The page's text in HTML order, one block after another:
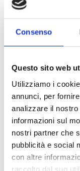
Consenso
Questo sito web
Utilizziamo i
annunci, per
analizzare il
informazioni sul
nostri partner che
pubblicità e social
con altre
raccolto dal suo
Sviluppo rurale e
Interventi
Aiuto umanitario
temporale che va
dell’eventuale
secondo anno
Chi può
Possono essere
Enti facenti